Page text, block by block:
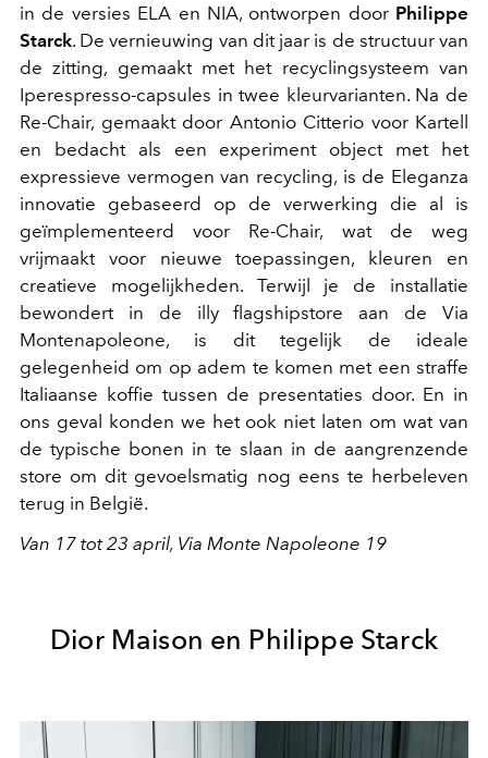
in de versies ELA en NIA, ontworpen door Philippe
Starck. De vernieuwing van dit jaar is de structuur van
de zitting, gemaakt met het recyclingsysteem van
Iperespresso-capsules in twee kleurvarianten. Na de
Re-Chair, gemaakt door Antonio Citterio voor Kartell
en bedacht als een experiment object met het
expressieve vermogen van recycling, is de Eleganza
innovatie gebaseerd op de verwerking die al is
geïmplementeerd voor Re-Chair, wat de weg
vrijmaakt voor nieuwe toepassingen, kleuren en
creatieve mogelijkheden. Terwijl je de installatie
bewondert in de illy flagshipstore aan de Via
Montenapoleone, is dit tegelijk de ideale
gelegenheid om op adem te komen met een straffe
Italiaanse koffie tussen de presentaties door. En in
ons geval konden we het ook niet laten om wat van
de typische bonen in te slaan in de aangrenzende
store om dit gevoelsmatig nog eens te herbeleven
terug in België.
Van 17 tot 23 april, Via Monte Napoleone 19
Dior Maison en Philippe Starck